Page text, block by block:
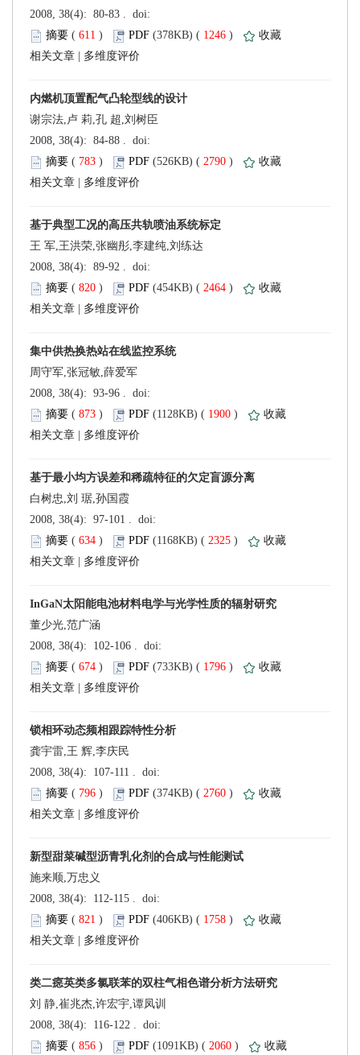
( ) 1246 )
谢宗法,卢 莉,孔 超,刘树臣
( ) 2790 )
王 军,王洪荣,张幽彤,李建纯,刘练达
( ) 2464 )
周守军,张冠敏,薛爱军
( ) 1900 )
白树忠,刘 琚,孙国霞
( ) 2325 )
董少光,范广涵
( ) 1796 )
龚宇雷,王 辉,李庆民
( ) 2760 )
施来顺,万忠义
( ) 1758 )
刘 静,崔兆杰,许宏宇,谭凤训
( ) 2060 )